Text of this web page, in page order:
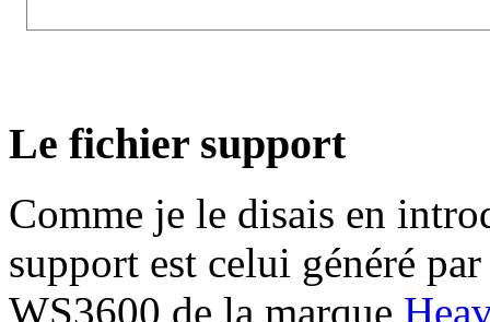
Le fichier support
Comme je le disais en
support est celui généré
WS3600 de la marque